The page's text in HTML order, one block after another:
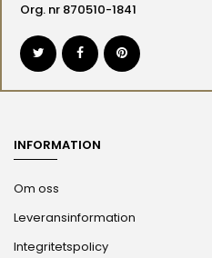
Org. nr 870510-1841
INFORMATION
Om oss
Leveransinformation
Integritetspolicy